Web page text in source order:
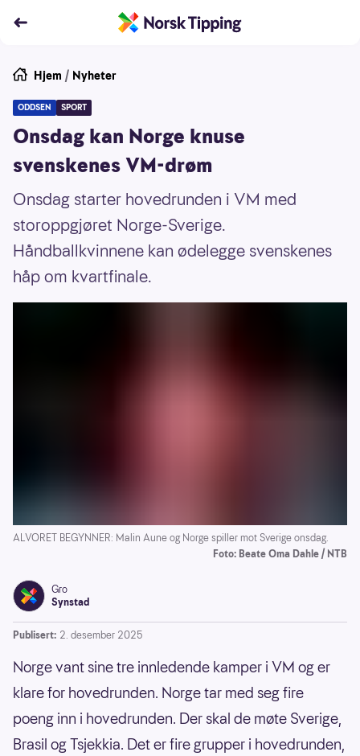
Hjem / Nyheter
ODDSEN SPORT
Onsdag kan Norge knuse
svenskenes VM-drøm
Onsdag starter hovedrunden i VM med
storoppgjøret Norge-Sverige.
Håndballkvinnene kan ødelegge svenskenes
håp om kvartfinale.
ALVORET BEGYNNER: Malin Aune og Norge spiller mot Sverige onsdag.
Foto: Beate Oma Dahle / NTB
Gro
Synstad
Publisert: 2. desember 2025
Norge vant sine tre innledende kamper i VM og er
klare for hovedrunden. Norge tar med seg fire
poeng inn i hovedrunden. Der skal de møte Sverige,
Brasil og Tsjekkia. Det er fire grupper i hovedrunden,